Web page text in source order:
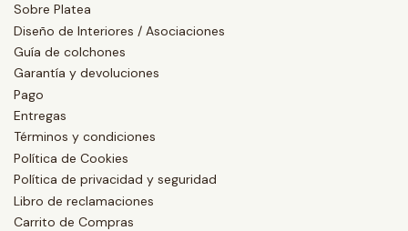
Sobre Platea
Diseño de Interiores / Asociaciones
Guía de colchones
Garantía y devoluciones
Pago
Entregas
Términos y condiciones
Política de Cookies
Política de privacidad y seguridad
Libro de reclamaciones
Carrito de Compras